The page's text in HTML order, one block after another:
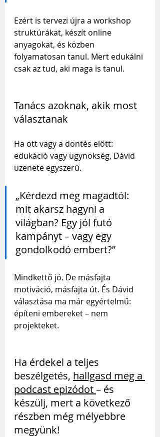
Ezért is tervezi újra a workshop
struktúrákat, készít online
anyagokat, és közben
folyamatosan tanul. Mert edukálni
csak az tud, aki maga is tanul.
Tanács azoknak, akik most
választanak
Ha ott vagy a döntés előtt:
edukáció vagy ügynökség, Dávid
üzenete egyszerű.
„Kérdezd meg magadtól:
mit akarsz hagyni a
világban? Egy jól futó
kampányt – vagy egy
gondolkodó embert?”
Mindkettő jó. De másfajta
motiváció, másfajta út. És Dávid
választása ma már egyértelmű:
építeni embereket – nem
projekteket.
Ha érdekel a teljes
beszélgetés, hallgasd meg a
podcast epizódot – és
készülj, mert a következő
részben még mélyebbre
megyünk!